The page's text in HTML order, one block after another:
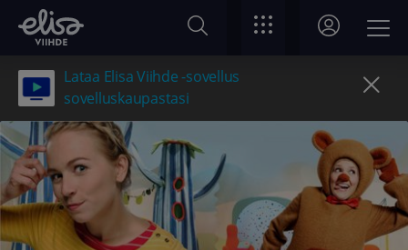
Lataa Elisa Viihde -sovellus
sovelluskaupastasi